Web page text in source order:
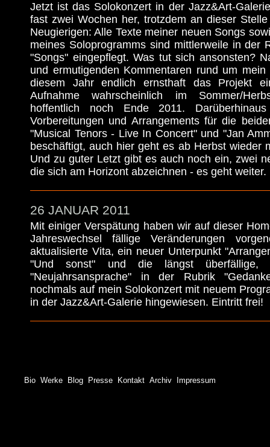
Jetzt ist das Solokonzert in der Jazz&Art-
fast zwei Wochen her, trotzdem an dieser
Neugierigen: Alle Texte meiner neuen Songs
meines Soloprogramms sind mittlerweile in der
"Songs" eingepflegt. Was tut sich ansonsten?
und ermutigenden Kommentaren rund um
diesem Jahr endlich ernsthaft das Projekt
Aufnahme wahrscheinlich im Sommer/
hoffentlich noch Ende 2011.
Vorbereitungen und Arrangements für die
"Musical Tenors - Live In Concert" und "Jan
beschäftigt, auch hier geht es ab Herbst wieder
Und zu guter Letzt gibt es auch noch ein, zwei
die sich am Horizont abzeichnen - es geht weiter.
26 JANUAR 2011
Mit einiger Verspätung haben wir auf dieser
Jahreswechsel fällige Veränderungen
aktualisierte Vita, ein neuer Unterpunkt
"Und sonst" und die längst überfällige,
"Neujahrsansprache" in der Rubrik
nochmals auf mein Solokonzert mit neuem
in der Jazz&Art-Galerie hingewiesen. Eintritt frei!
Bio Werke Blog Presse Kontakt Archiv Impressum